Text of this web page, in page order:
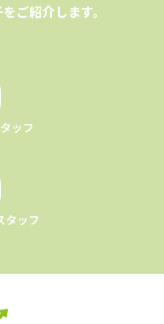
ご紹介します。
ッフ
タッフ